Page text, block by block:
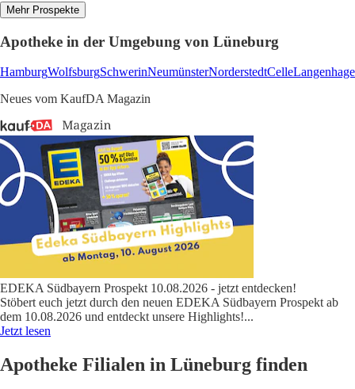
Mehr Prospekte
Apotheke in der Umgebung von Lüneburg
HamburgWolfsburgSchwerinNeumünsterNorderstedtCelle
Neues vom KaufDA Magazin
EDEKA Südbayern Prospekt 10.08.2026 - jetzt entdecken!
Stöbert euch jetzt durch den neuen EDEKA Südbayern Prospekt ab
dem 10.08.2026 und entdeckt unsere Highlights!...
Jetzt lesen
Apotheke Filialen in Lüneburg finden